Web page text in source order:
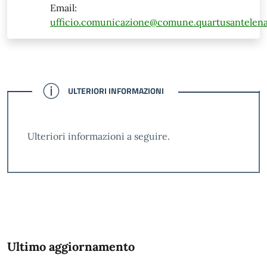
Email:
CONFERMATO
ULTERIORI INFORMAZIONI
Ulteriori informazioni a seguire.
Ultimo aggiornamento